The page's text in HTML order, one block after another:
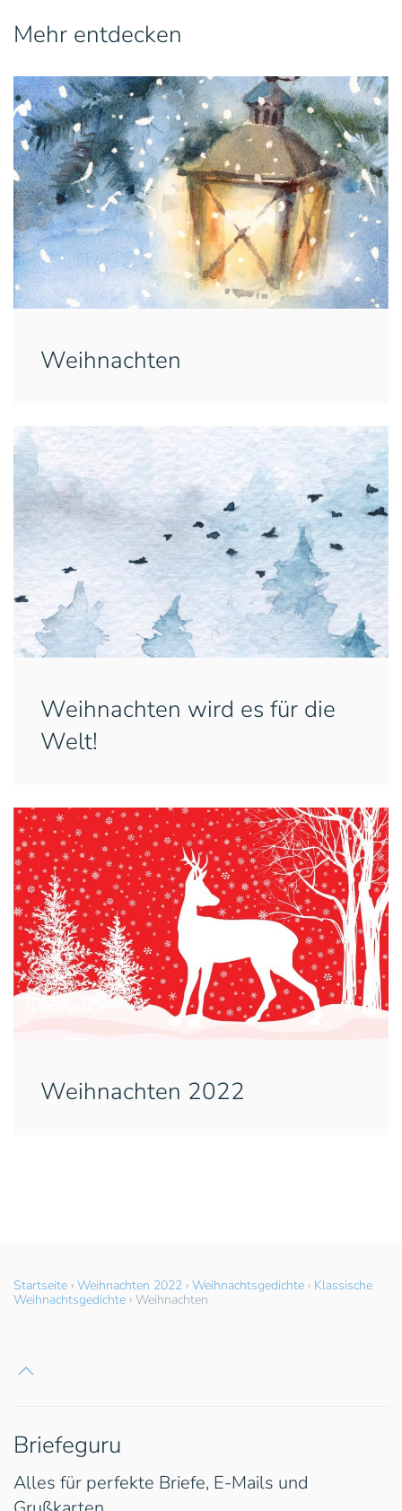
Mehr entdecken
Weihnachten
Weihnachten wird es für die
Welt!
Weihnachten 2022
Startseite › Weihnachten 2022 › Weihnachtsgedichte › Klassische
Weihnachtsgedichte › Weihnachten
Briefeguru
Alles für perfekte Briefe, E-Mails und